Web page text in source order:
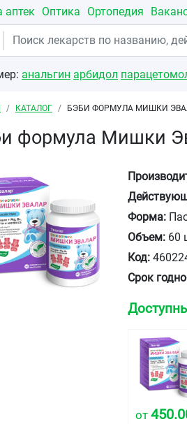
аптек Оптика Ортопедия
анальгин арбидол
навигации
КАТАЛОГ БЭБИ ФОРМУЛА МИШКИ
формула Мишки
Форма:
Объем: 60
Код:
Срок
от